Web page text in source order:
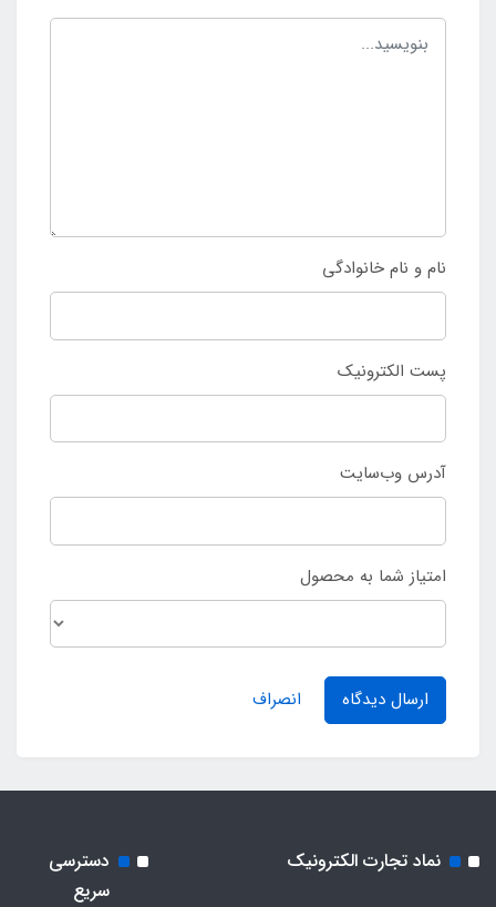
نام و نام خانوادگی
پست الکترونیک
آدرس وب‌سایت
امتیاز شما به محصول
ارسال دیدگاه انصراف
نماد تجارت الکترونیک
دسترسی
سریع